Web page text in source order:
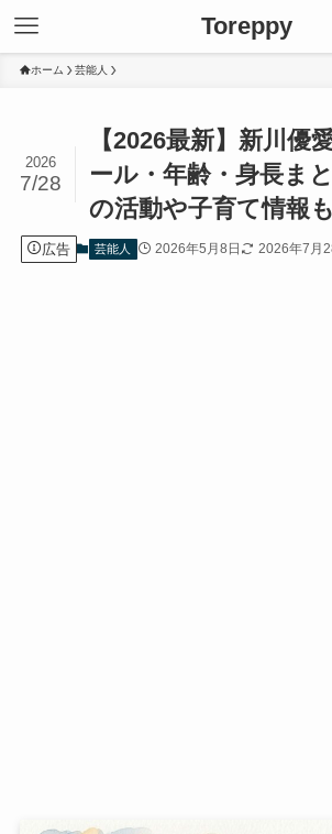
Toreppy
ホーム 芸能人
【2026最新】新川優
ール・年齢・身長ま
の活動や子育て情報も
2026
7/28
広告 芸能人 2026年5月8日 2026年7月